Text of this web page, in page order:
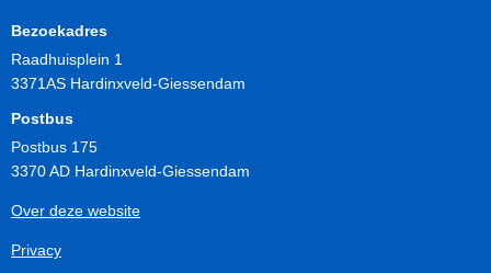
Bezoekadres
Raadhuisplein 1
3371AS Hardinxveld-Giessendam
Postbus
Postbus 175
3370 AD Hardinxveld-Giessendam
Over deze website
Privacy